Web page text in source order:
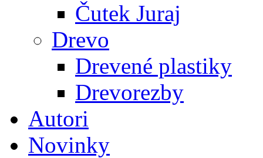
Čutek Juraj
Drevo
Drevené plastiky
Drevorezby
Autori
Novinky